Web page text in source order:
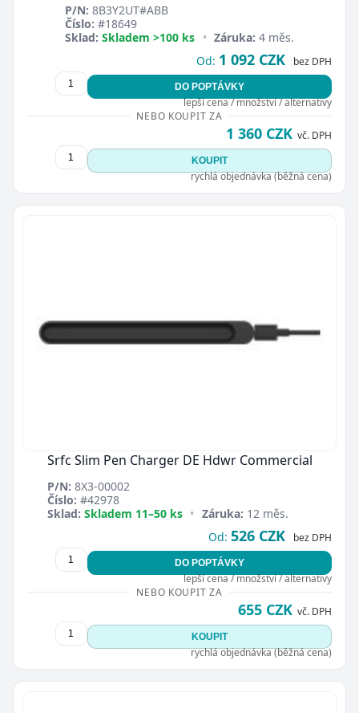
P/N: 8B3Y2UT#ABB
Číslo: #18649
Sklad: Skladem >100 ks • Záruka: 4 měs.
Od: 1 092 CZK bez DPH
DO POPTÁVKY
lepší cena / množství / alternativy
NEBO KOUPIT ZA
1 360 CZK vč. DPH
KOUPIT
rychlá objednávka (běžná cena)
Srfc Slim Pen Charger DE Hdwr Commercial
P/N: 8X3-00002
Číslo: #42978
Sklad: Skladem 11–50 ks • Záruka: 12 měs.
Od: 526 CZK bez DPH
DO POPTÁVKY
lepší cena / množství / alternativy
NEBO KOUPIT ZA
655 CZK vč. DPH
KOUPIT
rychlá objednávka (běžná cena)